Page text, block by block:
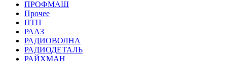
ПРОФМАШ
Прочее
ПТП
РААЗ
РАДИОВОЛНА
РАДИОДЕТАЛЬ
РАЙХМАН